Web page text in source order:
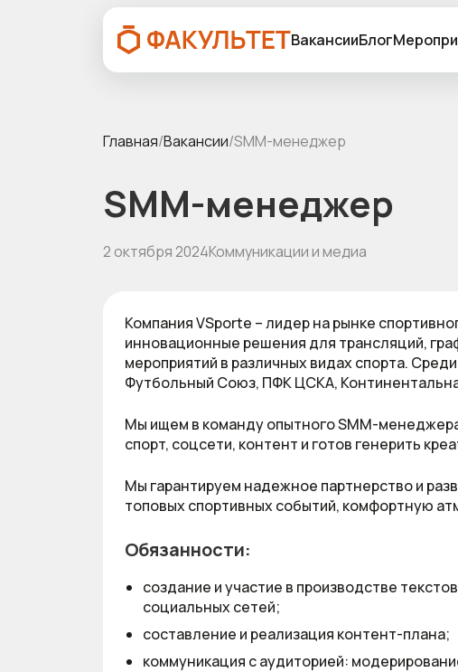
ВакансииБлог
Главная/Вакансии/SMM-менеджер
SMM-менеджер
2 октября 2024Коммуникации и медиа
Компания VSporte – лидер на рынке
инновационные решения для трансляций,
мероприятий в различных видах спорта.
Футбольный Союз, ПФК ЦСКА,
Мы ищем в команду опытного SMM-
спорт, соцсети, контент и готов генерить
Мы гарантируем надежное партнерство и
топовых спортивных событий, комфортную
Обязанности:
создание и участие в производстве
социальных сетей;
составление и реализация контент-плана;
коммуникация с аудиторией: